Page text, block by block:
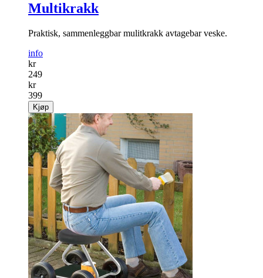
Multikrakk
Praktisk, sammenleggbar mulitkrakk avtagebar veske.
info
kr
249
kr
399
Kjøp